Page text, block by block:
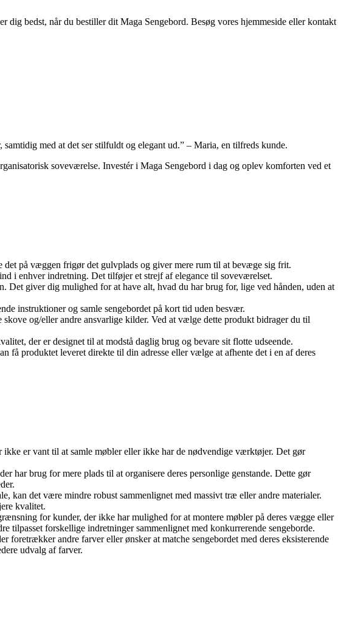
bedst, når du bestiller dit Maga Sengebord. Besøg vores hjemmeside eller kontakt
med at det ser stilfuldt og elegant ud.” – Maria, en tilfreds kunde.
soveværelse. Investér i Maga Sengebord i dag og oplev komforten ved et
på væggen frigør det gulvplads og giver mere rum til at bevæge sig frit.
i enhver indretning. Det tilføjer et strejf af elegance til soveværelset.
Det giver dig mulighed for at have alt, hvad du har brug for, lige ved hånden, uden at
instruktioner og samle sengebordet på kort tid uden besvær.
og/eller andre ansvarlige kilder. Ved at vælge dette produkt bidrager du til
der er designet til at modstå daglig brug og bevare sit flotte udseende.
få produktet leveret direkte til din adresse eller vælge at afhente det i en af ​​deres
er vant til at samle møbler eller ikke har de nødvendige værktøjer. Det gør
brug for mere plads til at organisere deres personlige genstande. Dette gør
kan det være mindre robust sammenlignet med massivt træ eller andre materialer.
kvalitet.
for kunder, der ikke har mulighed for at montere møbler på deres vægge eller
tilpasset forskellige indretninger sammenlignet med konkurrerende sengeborde.
andre farver eller ønsker at matche sengebordet med deres eksisterende
udvalg af farver.